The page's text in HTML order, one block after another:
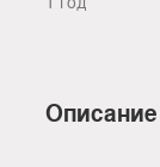
Описание